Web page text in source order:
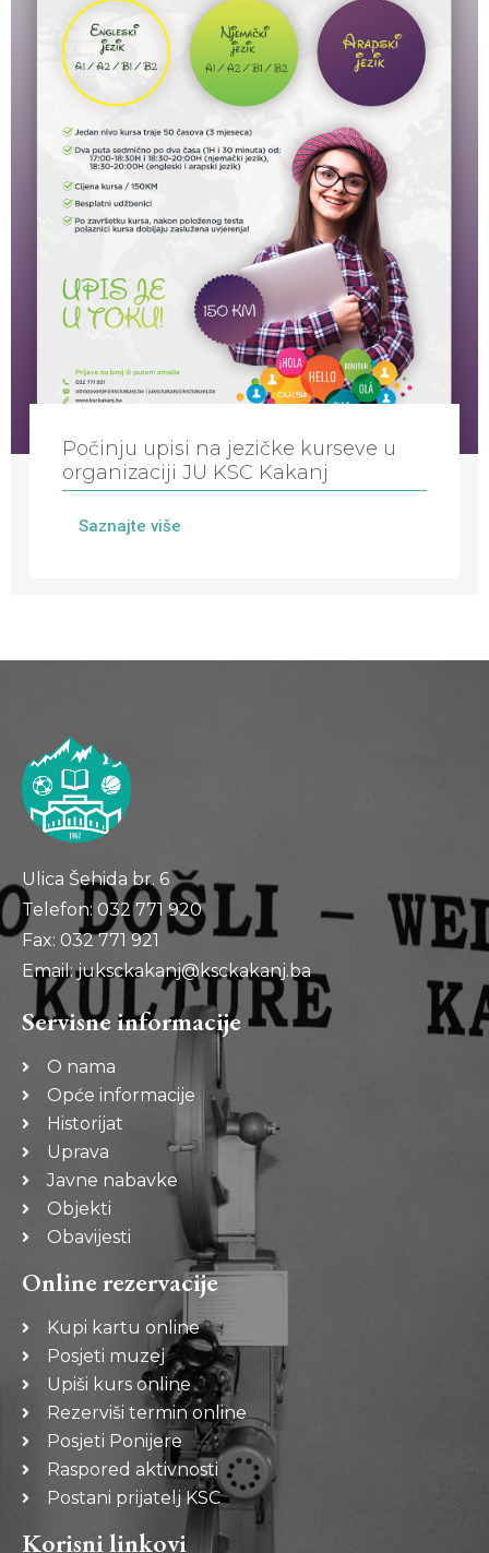
Počinju upisi na jezičke kurseve u
organizaciji JU KSC Kakanj
Saznajte više
Ulica Šehida br. 6
Telefon: 032 771 920
Fax: 032 771 921
Email: juksckakanj@ksckakanj.ba
Servisne informacije
O nama
Opće informacije
Historijat
Uprava
Javne nabavke
Objekti
Obavijesti
Online rezervacije
Kupi kartu online
Posjeti muzej
Upiši kurs online
Rezerviši termin online
Posjeti Ponijere
Raspored aktivnosti
Postani prijatelj KSC
Korisni linkovi